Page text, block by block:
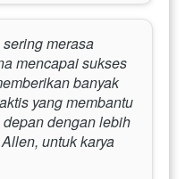
merasa
mencapai sukses
banyak
yang membantu
dengan lebih
untuk karya